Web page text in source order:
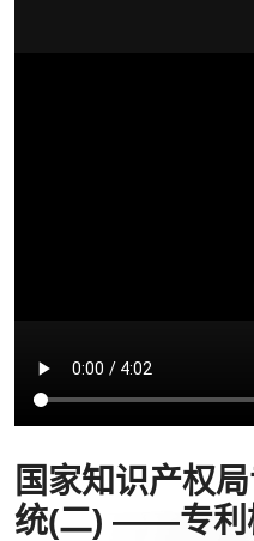
国家知识产权
统(二) ——专利